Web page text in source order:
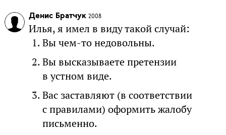
Денис Братчук 2008
Илья, я имел в виду такой случай:
Вы чем-то недовольны.
Вы высказываете претензии
в устном виде.
Вас заставляют (в соответствии
с правилами) оформить жалобу
письменно.